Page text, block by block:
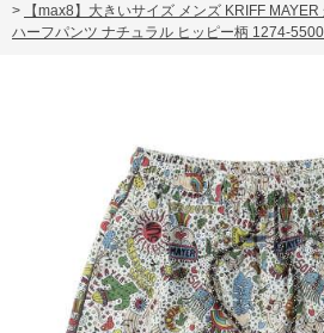
>
【max8】大きいサイズ メンズ KRIFF
ハーフパンツ ナチュラル ヒッピー柄 1274-